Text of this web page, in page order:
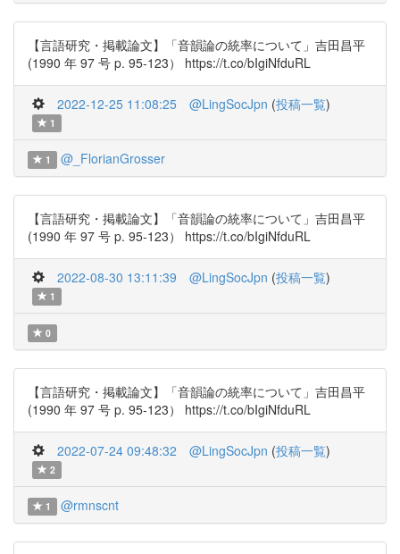
【言語研究・掲載論文】「音韻論の統率について」吉田昌平
(1990 年 97 号 p. 95-123） https://t.co/bIgiNfduRL
2022-12-25 11:08:25 @LingSocJpn (投稿一覧)
1
1 @_FlorianGrosser
【言語研究・掲載論文】「音韻論の統率について」吉田昌平
(1990 年 97 号 p. 95-123） https://t.co/bIgiNfduRL
2022-08-30 13:11:39 @LingSocJpn (投稿一覧)
1
0
【言語研究・掲載論文】「音韻論の統率について」吉田昌平
(1990 年 97 号 p. 95-123） https://t.co/bIgiNfduRL
2022-07-24 09:48:32 @LingSocJpn (投稿一覧)
2
1 @rmnscnt